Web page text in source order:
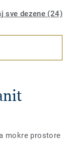
sve dezene (24)
mokre prostore